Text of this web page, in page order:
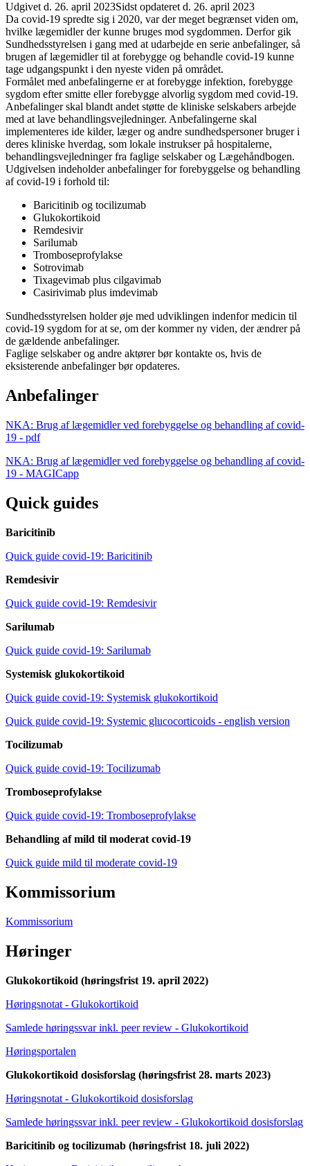
Udgivet d. 26. april 2023Sidst opdateret d. 26. april 2023
Da covid-19 spredte sig i 2020, var der meget begrænset viden om,
hvilke lægemidler der kunne bruges mod sygdommen. Derfor gik
Sundhedsstyrelsen i gang med at udarbejde en serie anbefalinger, så
brugen af lægemidler til at forebygge og behandle covid-19 kunne
tage udgangspunkt i den nyeste viden på området.
Formålet med anbefalingerne er at forebygge infektion, forebygge
sygdom efter smitte eller forebygge alvorlig sygdom med covid-19.
Anbefalinger skal blandt andet støtte de kliniske selskabers arbejde
med at lave behandlingsvejledninger. Anbefalingerne skal
implementeres ide kilder, læger og andre sundhedspersoner bruger i
deres kliniske hverdag, som lokale instrukser på hospitalerne,
behandlingsvejledninger fra faglige selskaber og Lægehåndbogen.
Udgivelsen indeholder anbefalinger for forebyggelse og behandling
af covid-19 i forhold til:
Baricitinib og tocilizumab
Glukokortikoid
Remdesivir
Sarilumab
Tromboseprofylakse
Sotrovimab
Tixagevimab plus cilgavimab
Casirivimab plus imdevimab
Sundhedsstyrelsen holder øje med udviklingen indenfor medicin til
covid-19 sygdom for at se, om der kommer ny viden, der ændrer på
de gældende anbefalinger.
Faglige selskaber og andre aktører bør kontakte os, hvis de
eksisterende anbefalinger bør opdateres.
Anbefalinger
NKA: Brug af lægemidler ved forebyggelse og behandling af covid-
19 - pdf
NKA: Brug af lægemidler ved forebyggelse og behandling af covid-
19 - MAGICapp
Quick guides
Baricitinib
Quick guide covid-19: Baricitinib
Remdesivir
Quick guide covid-19: Remdesivir
Sarilumab
Quick guide covid-19: Sarilumab
Systemisk glukokortikoid
Quick guide covid-19: Systemisk glukokortikoid
Quick guide covid-19: Systemic glucocorticoids - english version
Tocilizumab
Quick guide covid-19: Tocilizumab
Tromboseprofylakse
Quick guide covid-19: Tromboseprofylakse
Behandling af mild til moderat covid-19
Quick guide mild til moderate covid-19
Kommissorium
Kommissorium
Høringer
Glukokortikoid (høringsfrist 19. april 2022)
Høringsnotat - Glukokortikoid
Samlede høringssvar inkl. peer review - Glukokortikoid
Høringsportalen
Glukokortikoid dosisforslag (høringsfrist 28. marts 2023)
Høringsnotat - Glukokortikoid dosisforslag
Samlede høringssvar inkl. peer review - Glukokortikoid dosisforslag
Baricitinib og tocilizumab (høringsfrist 18. juli 2022)